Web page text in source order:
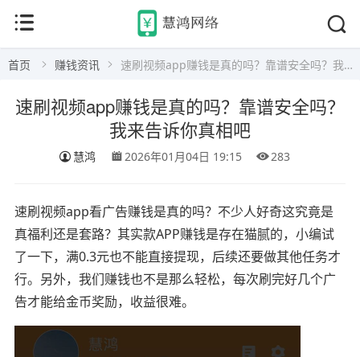
首页 赚钱资讯 速刷视频app赚钱是真的吗？靠谱安全吗？我来告诉你真相吧
速刷视频app赚钱是真的吗？靠谱安全吗？
我来告诉你真相吧
慧鸿 2026年01月04日 19:15 283
速刷视频app看广告赚钱是真的吗？不少人好奇这究竟是
真福利还是套路？其实款APP赚钱是存在猫腻的，小编试
了一下，满0.3元也不能直接提现，后续还要做其他任务才
行。另外，我们赚钱也不是那么轻松，每次刷完好几个广
告才能给金币奖励，收益很难。